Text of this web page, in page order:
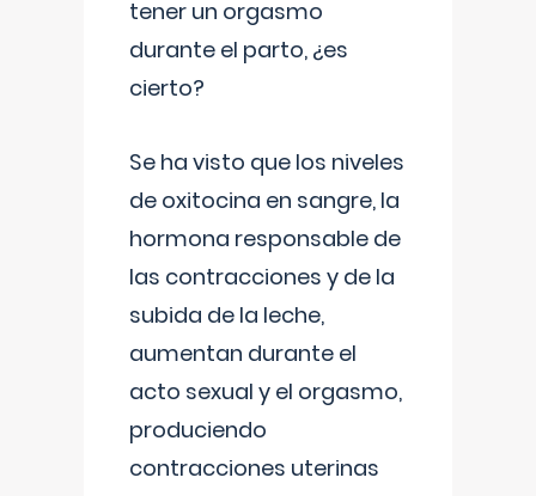
tener un orgasmo
durante el parto, ¿es
cierto?
Se ha visto que los niveles
de oxitocina en sangre, la
hormona responsable de
las contracciones y de la
subida de la leche,
aumentan durante el
acto sexual y el orgasmo,
produciendo
contracciones uterinas